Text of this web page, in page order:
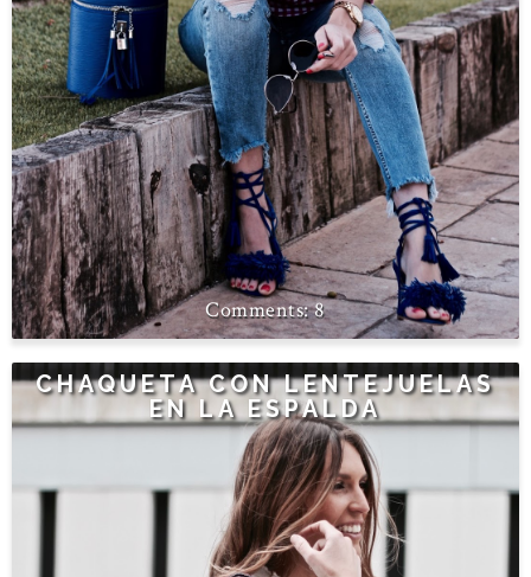
8
CHAQUETA CON LENTEJUELAS
EN LA ESPALDA